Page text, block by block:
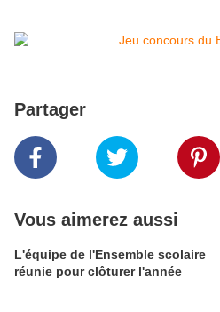
Partager
Vous aimerez aussi
L'équipe de l'Ensemble scolaire
réunie pour clôturer l'année